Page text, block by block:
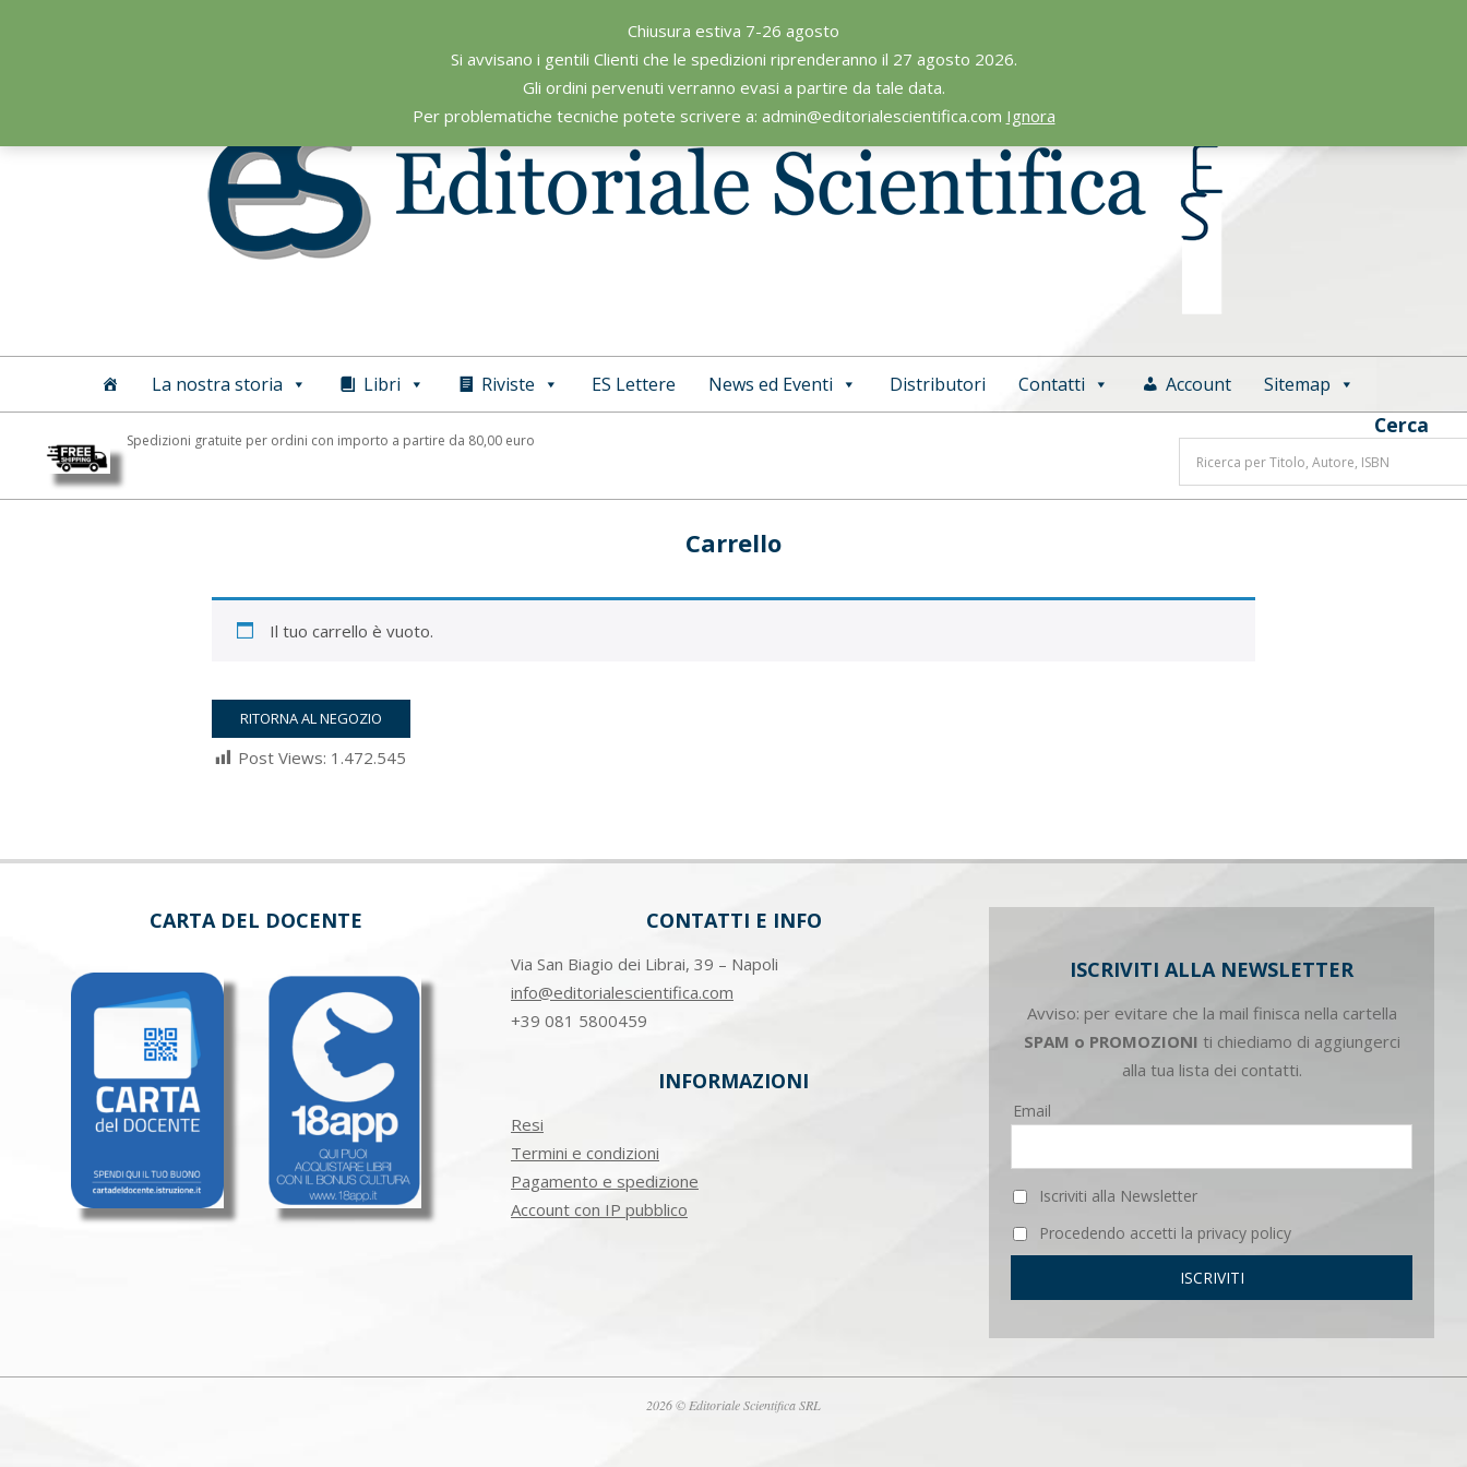
Chiusura estiva 7-26 agosto
Si avvisano i gentili Clienti che le spedizioni riprenderanno il 27 agosto 2026.
Gli ordini pervenuti verranno evasi a partire da tale data.
Per problematiche tecniche potete scrivere a: admin@editorialescientifica.com Ignora
Editoriale
Scientifica
Primary
La nostra storia Libri Riviste ES Lettere News ed Eventi Distributori Contatti Account Sitemap
Spedizioni gratuite per ordini con importo a partire da 80,00 euro
Cerca
Carrello
Il tuo carrello è vuoto.
RITORNA AL NEGOZIO
Post Views: 1.472.545
03-
CARTA DEL DOCENTE CONTATTI E INFO
Via San Biagio dei Librai, 39 – Napoli
info@editorialescientifica.com
+39 081 5800459
INFORMAZIONI
Resi
Termini e condizioni
Pagamento e spedizione
Account con IP pubblico
ISCRIVITI ALLA NEWSLETTER
Avviso: per evitare che la mail finisca nella cartella
SPAM o PROMOZIONI ti chiediamo di aggiungerci
alla tua lista dei contatti.
Email
Iscriviti alla Newsletter
Procedendo accetti la privacy policy
2026 © Editoriale Scientifica SRL